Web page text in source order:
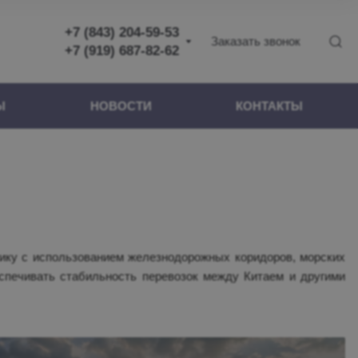
+7 (843) 204-59-53
+7 (919) 687-82-62
+7 (919) 687-82-62
Сб-Вс Выходной
Заказать звонок
НОВОСТИ КОНТАКТЫ
с использованием железнодорожных коридоров, морских
стабильность перевозок между Китаем и другими